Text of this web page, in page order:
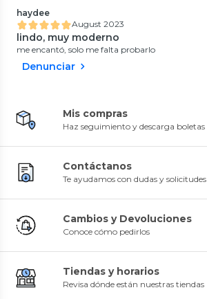
haydee
August 2023
lindo, muy moderno
me encantó, solo me falta probarlo
Denunciar
Mis compras
Haz seguimiento y descarga boletas
Contáctanos
Te ayudamos con dudas y solicitudes
Cambios y Devoluciones
Conoce cómo pedirlos
Tiendas y horarios
Revisa dónde están nuestras tiendas